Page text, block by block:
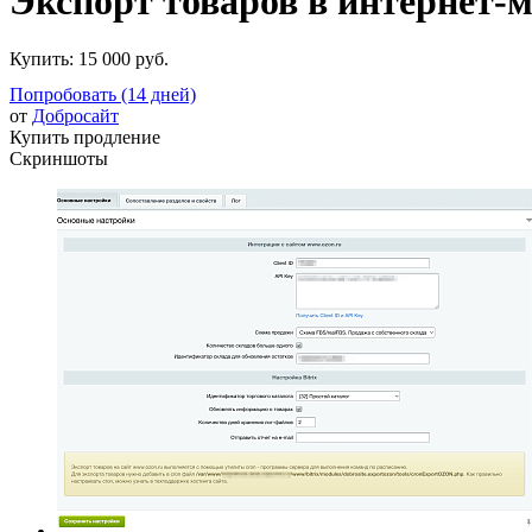
Купить: 15 000 руб.
Попробовать (14 дней)
от Добросайт
Купить продление
Скриншоты